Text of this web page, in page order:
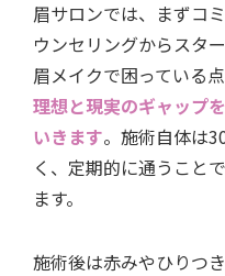
眉サロンでは、まずコ
ウンセリングからスタ
眉メイクで困っている
理想と現実のギャップ
いきます。施術自体は
く、定期的に通うこと
ます。
施術後は赤みやひりつ